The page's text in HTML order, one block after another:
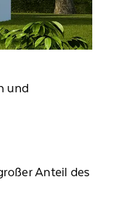
und
Anteil des